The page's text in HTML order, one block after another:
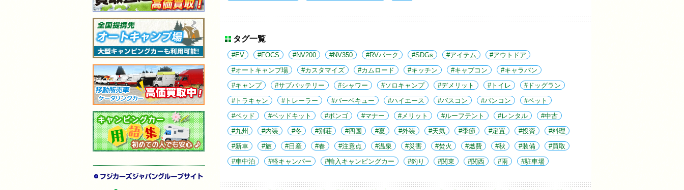
タグ一覧
EV FOCS NV200 NV350 RVパーク SDGs アイテム アウトドア
オートキャンプ場 カスタマイズ カムロード キッチン キャブコン キャラバン
キャンプ サブバッテリー シャワー ソロキャンプ デメリット トイレ ドッグラン
トラキャン トレーラー バーベキュー ハイエース バスコン バンコン ペット
ベッド ベッドキット ボンゴ マナー メリット ルーフテント レンタル 中古
九州 内装 冬 別荘 四国 夏 外装 天気 季節 定置 投資 料理
新車 旅 日産 春 注意点 温泉 災害 焚火 燃費 秋 装備 買取
車中泊 軽キャンパー 輸入キャンピングカー 釣り 関東 関西 雨 駐車場